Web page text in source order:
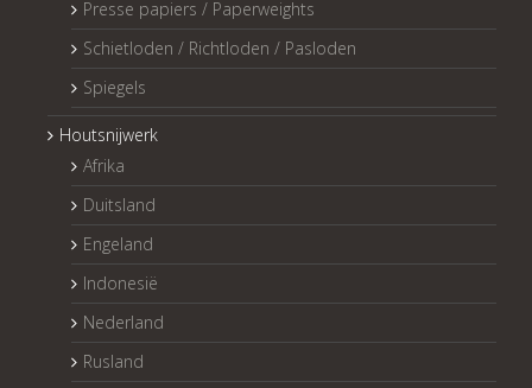
Presse papiers / Paperweights
Schietloden / Richtloden / Pasloden
Spiegels
Houtsnijwerk
Afrika
Duitsland
Engeland
Indonesië
Nederland
Rusland